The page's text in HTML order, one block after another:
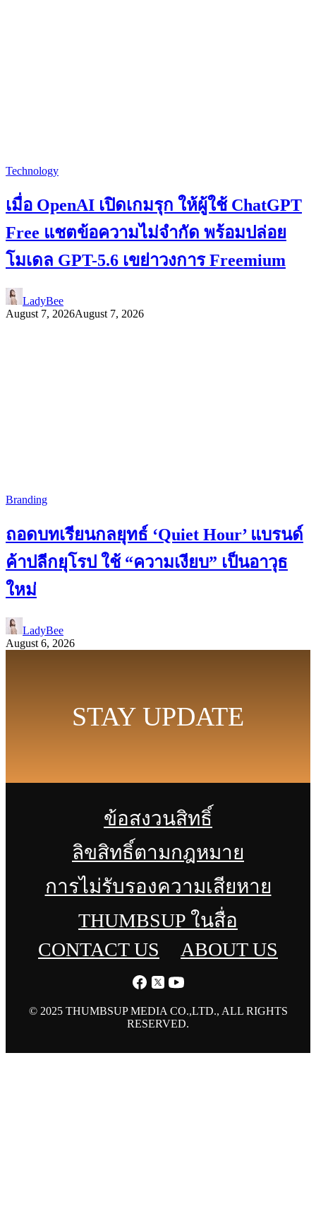
Technology
เมื่อ OpenAI เปิดเกมรุก ให้ผู้ใช้ ChatGPT
Free แชตข้อความไม่จำกัด พร้อมปล่อย
โมเดล GPT-5.6 เขย่าวงการ Freemium
LadyBee
August 7, 2026August 7, 2026
Branding
ถอดบทเรียนกลยุทธ์ ‘Quiet Hour’ แบรนด์
ค้าปลีกยุโรป ใช้ “ความเงียบ” เป็นอาวุธ
ใหม่
LadyBee
August 6, 2026
STAY UPDATE
ข้อสงวนสิทธิ์
ลิขสิทธิ์ตามกฎหมาย
การไม่รับรองความเสียหาย
THUMBSUP ในสื่อ
CONTACT US
ABOUT US
© 2025 THUMBSUP MEDIA CO.,LTD., ALL RIGHTS
RESERVED.